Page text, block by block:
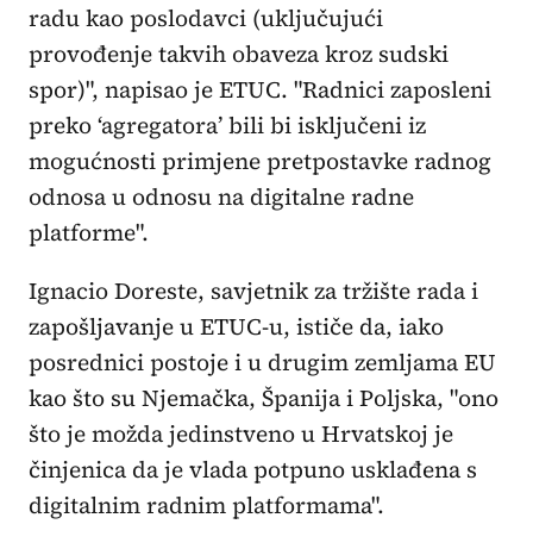
radu kao poslodavci (uključujući
provođenje takvih obaveza kroz sudski
spor)", napisao je ETUC. "Radnici zaposleni
preko ‘agregatora’ bili bi isključeni iz
mogućnosti primjene pretpostavke radnog
odnosa u odnosu na digitalne radne
platforme".
Ignacio Doreste, savjetnik za tržište rada i
zapošljavanje u ETUC-u, ističe da, iako
posrednici postoje i u drugim zemljama EU
kao što su Njemačka, Španija i Poljska, "ono
što je možda jedinstveno u Hrvatskoj je
činjenica da je vlada potpuno usklađena s
digitalnim radnim platformama".